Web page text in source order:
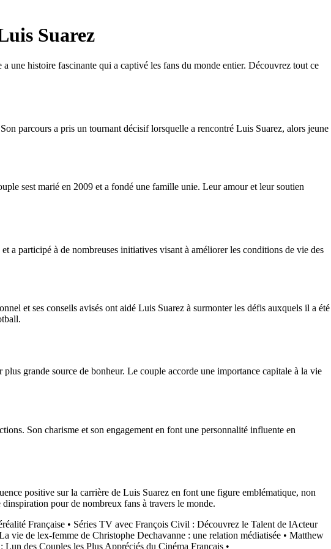
Suarez
une histoire fascinante qui a captivé les fans du monde entier. Découvrez tout ce
parcours a pris un tournant décisif lorsquelle a rencontré Luis Suarez, alors jeune
sest marié en 2009 et a fondé une famille unie. Leur amour et leur soutien
a participé à de nombreuses initiatives visant à améliorer les conditions de vie des
et ses conseils avisés ont aidé Luis Suarez à surmonter les défis auxquels il a été
grande source de bonheur. Le couple accorde une importance capitale à la vie
Son charisme et son engagement en font une personnalité influente en
positive sur la carrière de Luis Suarez en font une figure emblématique, non
pour de nombreux fans à travers le monde.
Française • Séries TV avec François Civil : Découvrez le Talent de lActeur
vie de lex-femme de Christophe Dechavanne : une relation médiatisée • Matthew
des Couples les Plus Appréciés du Cinéma Français •